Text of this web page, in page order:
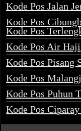
Kode Pos Jalan
Kode Pos
Kode Pos
Kode Pos Air Haji
Kode Pos Pisang
Kode Pos
Kode Pos Puhun
Kode Pos